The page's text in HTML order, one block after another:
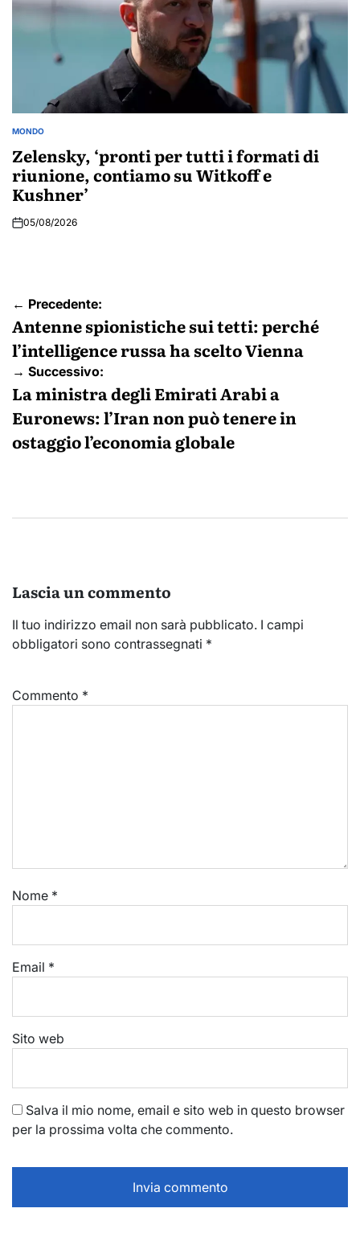
POSTED
MONDO
Zelensky, ‘pronti per tutti i formati di
riunione, contiamo su Witkoff e
Kushner’
05/08/2026
Navigazione
articoli
← Precedente:
Antenne spionistiche sui tetti: perché
l’intelligence russa ha scelto Vienna
→ Successivo:
La ministra degli Emirati Arabi a
Euronews: l’Iran non può tenere in
ostaggio l’economia globale
Lascia un commento
Il tuo indirizzo email non sarà pubblicato. I campi
obbligatori sono contrassegnati *
Commento *
Nome *
Email *
Sito web
Salva il mio nome, email e sito web in questo browser
per la prossima volta che commento.